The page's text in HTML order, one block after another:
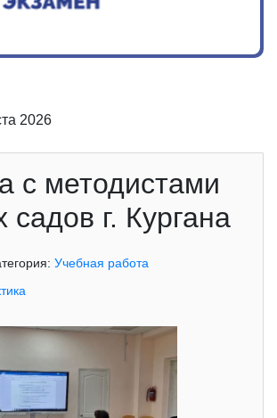
2026
с методистами
садов г. Кургана
Учебная работа